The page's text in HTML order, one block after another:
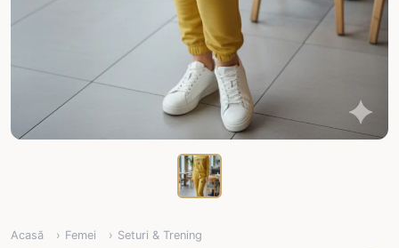
Acasă Femei Seturi & Trening